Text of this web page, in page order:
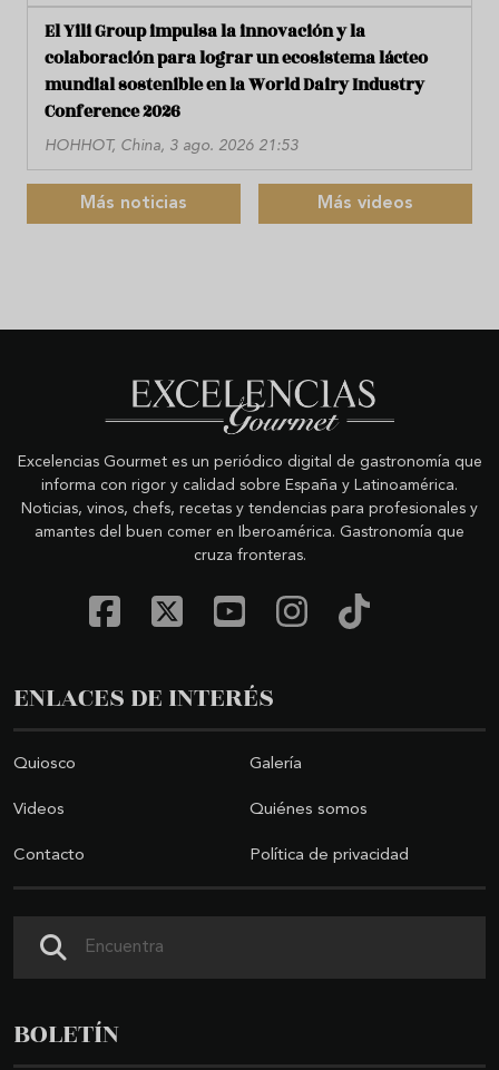
El Yili Group impulsa la innovación y la
colaboración para lograr un ecosistema lácteo
mundial sostenible en la World Dairy Industry
Conference 2026
HOHHOT, China, 3 ago. 2026 21:53
Más noticias Más videos
Excelencias Gourmet es un periódico digital de gastronomía que
informa con rigor y calidad sobre España y Latinoamérica.
Noticias, vinos, chefs, recetas y tendencias para profesionales y
amantes del buen comer en Iberoamérica. Gastronomía que
cruza fronteras.
ENLACES DE INTERÉS
Quiosco Galería
Videos Quiénes somos
Contacto Política de privacidad
BOLETÍN